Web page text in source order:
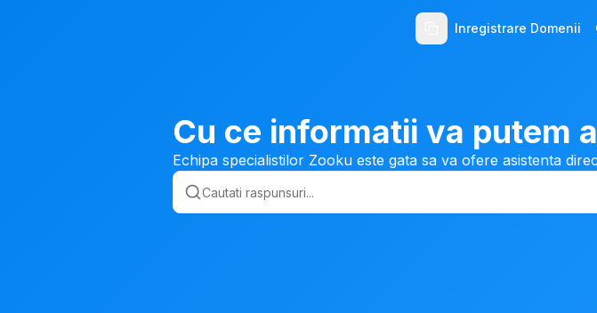
Inregistrare Domenii
Cu ce informatii va putem
Echipa specialistilor Zooku este gata sa va ofere asistenta